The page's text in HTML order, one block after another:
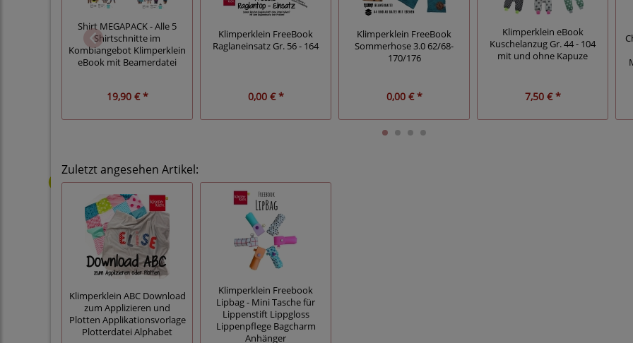
Shirt MEGAPACK - Alle 5
Shirtschnitte im
Kombiangebot Klimperklein
eBook mit Beamerdatei
19,90 € *
Klimperklein FreeBook
Raglaneinsatz Gr. 56 - 164
0,00 € *
Klimperklein FreeBook
Sommerhose 3.0 62/68-
170/176
0,00 € *
Klimperklein eBook
Kuschelanzug Gr. 44 - 104
mit und ohne Kapuze
7,50 € *
Zuletzt angesehen Artikel:
Klimperklein ABC Download
zum Applizieren und
Plotten Applikationsvorlage
Plotterdatei Alphabet
Klimperklein Freebook
Lipbag - Mini Tasche für
Lippenstift Lippgloss
Lippenpflege Bagcharm
Anhänger